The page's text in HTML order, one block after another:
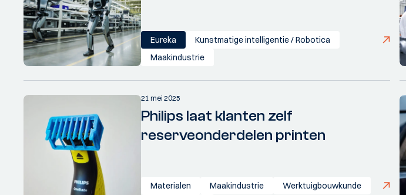
Eureka
Kunstmatige intelligentie / Robotica
Maakindustrie
21 mei 2025
Philips laat klanten zelf
reserveonderdelen printen
Materialen Maakindustrie
Werktuigbouwkunde